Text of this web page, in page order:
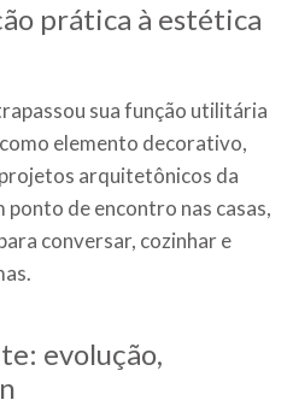
prática à estética
sua função utilitária
elemento decorativo,
arquitetônicos da
ponto de encontro nas casas,
conversar, cozinhar e
evolução,